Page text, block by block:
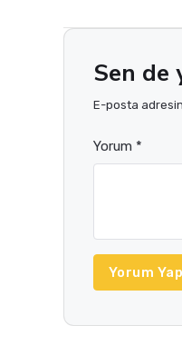
Sen de
E-posta
Yorum *
Yorum Yap